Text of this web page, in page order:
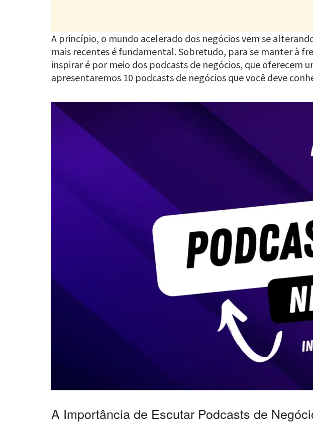
A princípio, o mundo acelerado dos negócios vem se
mais recentes é fundamental. Sobretudo, para se manter à
inspirar é por meio dos podcasts de negócios, que
apresentaremos 10 podcasts de negócios que você deve
A Importância de Escutar Podcasts de